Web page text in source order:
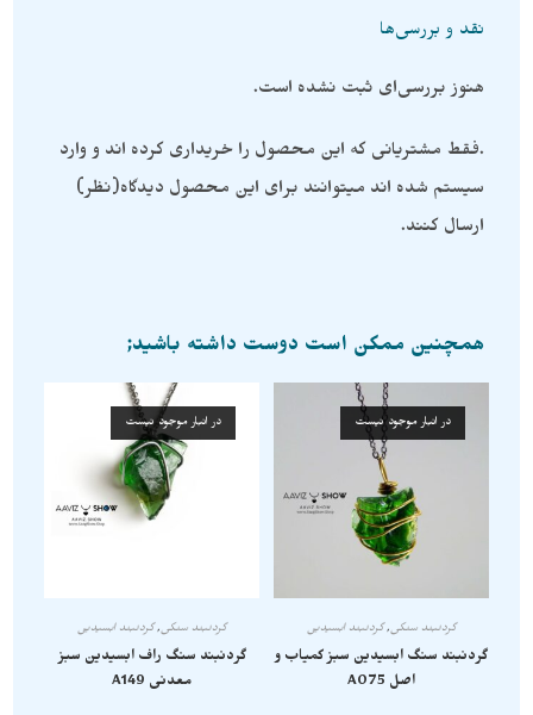
نقد و بررسی‌ها
هنوز بررسی‌ای ثبت نشده است.
.فقط مشتریانی که این محصول را خریداری کرده اند و وارد
سیستم شده اند میتوانند برای این محصول دیدگاه(نظر)
ارسال کنند.
همچنین ممکن است دوست داشته باشید;
در انبار موجود نیست
گردنبند سنگی,گردنبند ابسیدین
گردنبند سنگ ابسیدین سبز کمیاب و
اصل A075
در انبار موجود نیست
گردنبند سنگی,گردنبند ابسیدین
گردنبند سنگ راف ابسیدین سبز
معدنی A149